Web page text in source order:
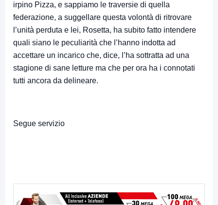
irpino Pizza, e sappiamo le traversie di quella
federazione, a suggellare questa volontà di ritrovare
l’unità perduta e lei, Rosetta, ha subito fatto intendere
quali siano le peculiarità che l’hanno indotta ad
accettare un incarico che, dice, l’ha sottratta ad una
stagione di sane letture ma che per ora ha i connotati
tutti ancora da delineare.
Segue servizio